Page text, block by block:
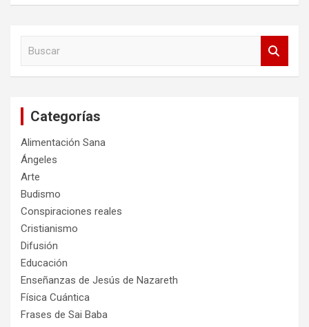
Categorías
Alimentación Sana
Ángeles
Arte
Budismo
Conspiraciones reales
Cristianismo
Difusión
Educación
Enseñanzas de Jesús de Nazareth
Física Cuántica
Frases de Sai Baba